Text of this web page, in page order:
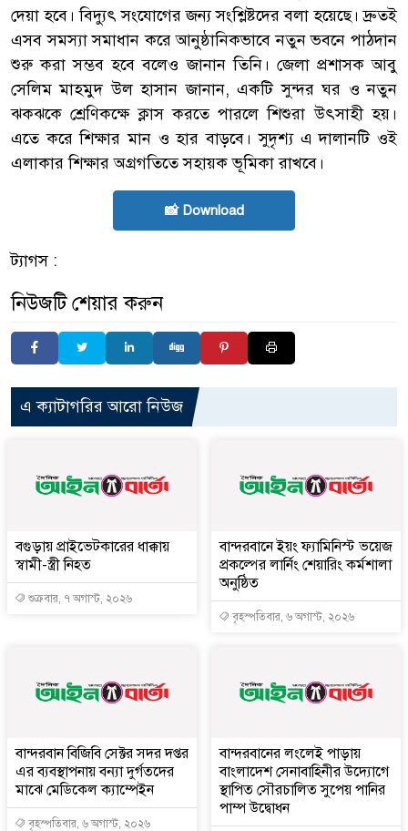
দেয়া হবে। বিদ্যুৎ সংযোগের জন্য সংশ্লিষ্টদের বলা হয়েছে। দ্রুতই
এসব সমস্যা সমাধান করে আনুষ্ঠানিকভাবে নতুন ভবনে পাঠদান
শুরু করা সম্ভব হবে বলেও জানান তিনি। জেলা প্রশাসক আবু
সেলিম মাহমুদ উল হাসান জানান, একটি সুন্দর ঘর ও নতুন
ঝকঝকে শ্রেণিকক্ষে ক্লাস করতে পারলে শিশুরা উৎসাহী হয়।
এতে করে শিক্ষার মান ও হার বাড়বে। সুদৃশ্য এ দালানটি ওই
এলাকার শিক্ষার অগ্রগতিতে সহায়ক ভূমিকা রাখবে।
📸 Download
ট্যাগস :
নিউজটি শেয়ার করুন
এ ক্যাটাগরির আরো নিউজ
বগুড়ায় প্রাইভেটকারের ধাক্কায়
স্বামী-স্ত্রী নিহত
শুক্রবার, ৭ অগাস্ট, ২০২৬
বান্দরবানে ইয়ং ফ্যামিনিস্ট ভয়েজ
প্রকল্পের লার্নিং শেয়ারিং কর্মশালা
অনুষ্ঠিত
বৃহস্পতিবার, ৬ অগাস্ট, ২০২৬
বান্দরবান বিজিবি সেক্টর সদর দপ্তর
এর ব্যবস্থাপনায় বন্যা দুর্গতদের
মাঝে মেডিকেল ক্যাম্পেইন
বৃহস্পতিবার, ৬ অগাস্ট, ২০২৬
বান্দরবানের লংলেই পাড়ায়
বাংলাদেশ সেনাবাহিনীর উদ্যোগে
স্থাপিত সৌরচালিত সুপেয় পানির
পাম্প উদ্বোধন